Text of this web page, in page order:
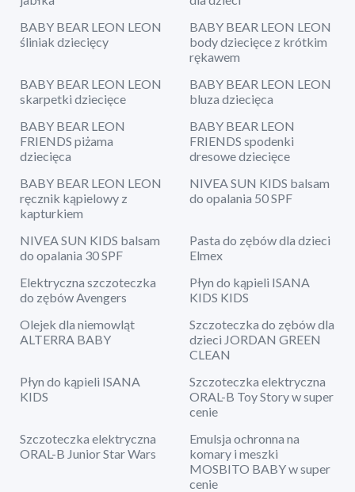
BABY BEAR LEON LEON
śliniak dziecięcy
BABY BEAR LEON LEON
body dziecięce z krótkim
rękawem
BABY BEAR LEON LEON
skarpetki dziecięce
BABY BEAR LEON LEON
bluza dziecięca
BABY BEAR LEON
FRIENDS piżama
dziecięca
BABY BEAR LEON
FRIENDS spodenki
dresowe dziecięce
BABY BEAR LEON LEON
ręcznik kąpielowy z
kapturkiem
NIVEA SUN KIDS balsam
do opalania 50 SPF
NIVEA SUN KIDS balsam
do opalania 30 SPF
Pasta do zębów dla dzieci
Elmex
Elektryczna szczoteczka
do zębów Avengers
Płyn do kąpieli ISANA
KIDS KIDS
Olejek dla niemowląt
ALTERRA BABY
Szczoteczka do zębów dla
dzieci JORDAN GREEN
CLEAN
Płyn do kąpieli ISANA
KIDS
Szczoteczka elektryczna
ORAL-B Toy Story w super
cenie
Szczoteczka elektryczna
ORAL-B Junior Star Wars
Emulsja ochronna na
komary i meszki
MOSBITO BABY w super
cenie